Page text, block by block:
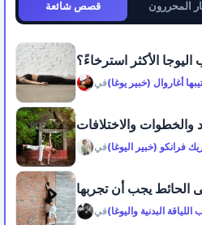
قصص شائعة المحررون
الأكثر استرخاءً؟
فيأغاروال (خبير يوغا)
والخطوات والاختلافات
فيفرانكو (خبير اليوغا)
فيالبدنية واليوغا)